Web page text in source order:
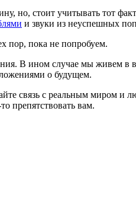
но, стоит учитывать тот
и звуки из неуспешных
пор, пока не попробуем.
В ином случае мы живем в
о будущем.
связь с реальным миром и
препятствовать вам.